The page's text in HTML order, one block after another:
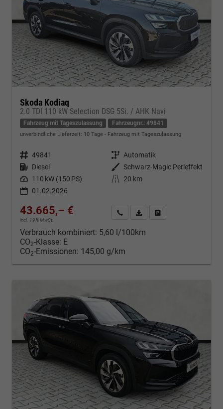
Skoda Kodiaq
2.0 TDI 110 kW Selection DSG 5Si. / AHK Navi
Fahrzeug mit Tageszulassung Fahrzeugnr.: 49841
unverbindliche Lieferzeit: 10 Tage Fahrzeug mit Tageszulassung
Fahrzeugnr. 49841 Getriebe Automatik
Kraftstoff Diesel Außenfarbe Schwarz-Magic Perleffekt
Leistung 110 kW (150 PS) Kilometerstand
20 km
01.02.2026
43.665,– €
incl. 19% MwSt.
Kontakt & Angebot anfordern
PDF-Datei, Fahrzeugexposé
Verbrauch kombiniert: 5,60 l/100km
CO2-Klasse: E
CO2-Emissionen: 145,00 g/km